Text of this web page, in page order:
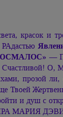
красок и
РАдастью
—
О,
прозой
Твоей
и душ с
МАРИЯ